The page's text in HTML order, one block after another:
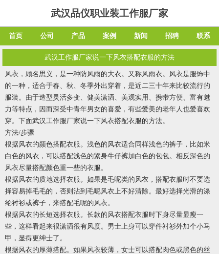
武汉品仪职业装工作服厂家
首页 公司 产品 案例 新闻 招聘 联系
武汉工作服厂家说一下风衣搭配衣服的方法
风衣，顾名思义，是一种防风雨的大衣。又称风雨衣。风衣是服饰中
的一种，适合于春、秋、冬季外出穿着，是近二三十年来比较流行的
服装。由于造型灵活多变、健美潇洒、美观实用、携带方便、富有魅
力等特点，因而深受中青年男女的喜爱，有些爱美的老年人也爱喜欢
穿。下面武汉工作服厂家说一下风衣搭配衣服的方法。
方法/步骤
根据风衣的颜色搭配衣服。浅色的风衣适合同样浅色的裤子，比如米
白色的风衣，可以搭配浅色的紧身牛仔裤加白色的包包。相反深色的
风衣尽量搭配颜色重一些的衣服。
根据风衣的质地选择衣服。如果是毛呢类的风衣，搭配衣服时不要选
择容易掉毛毛的，否则沾到毛呢风衣上不好清除。最好选择光滑的涤
纶衬衫或裤子，来搭配毛呢的风衣。
根据风衣的长短选择衣服。长款的风衣搭配衣服时下身尽量显瘦一
些，这样看起来很潇洒很有风度。男士上身可以穿件衬衫外加个小马
甲，显得更绅士了。
根据风衣的厚薄搭配。如果风衣较薄，女士可以搭配肉色或黑色的丝